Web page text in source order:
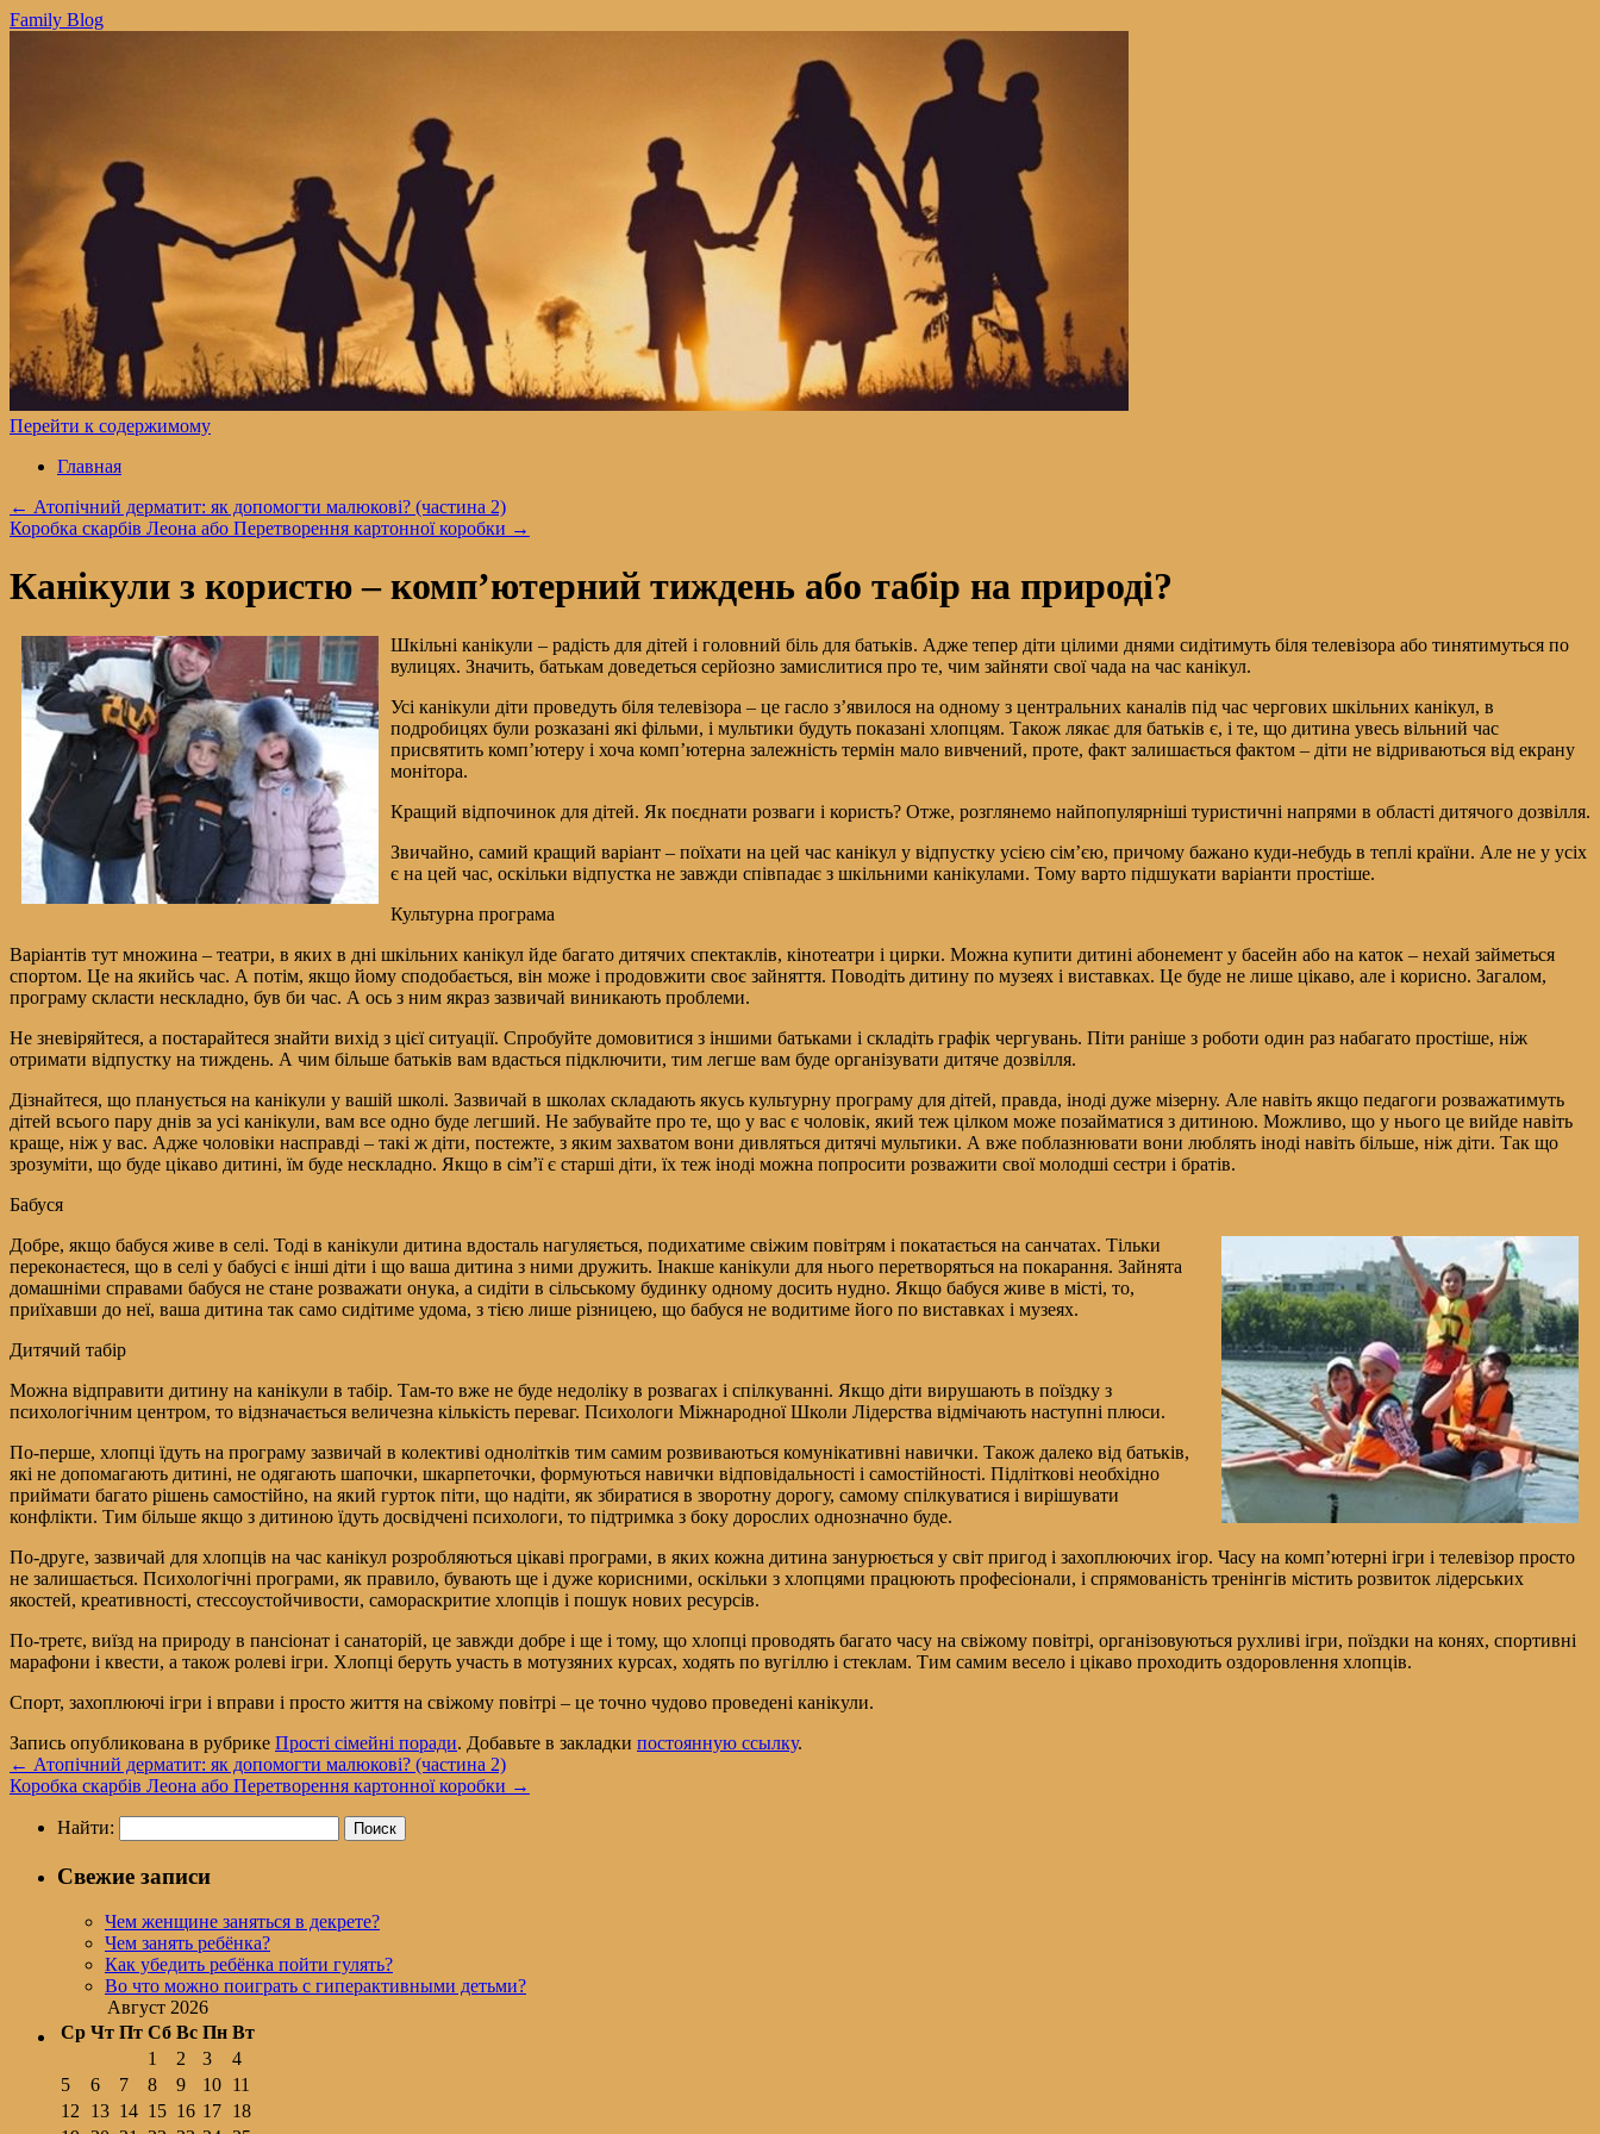
Family Blog
Перейти к содержимому
Главная
← Атопічний дерматит: як допомогти малюкові? (частина 2)
Коробка скарбів Леона або Перетворення картонної коробки →
Канікули з користю – комп’ютерний тиждень або табір на природі?
Шкільні канікули – радість для дітей і головний біль для батьків. Адже тепер діти цілими днями сидітимуть біля телевізора або тинятимуться по
вулицях. Значить, батькам доведеться серйозно замислитися про те, чим зайняти свої чада на час канікул.
Усі канікули діти проведуть біля телевізора – це гасло з’явилося на одному з центральних каналів під час чергових шкільних канікул, в
подробицях були розказані які фільми, і мультики будуть показані хлопцям. Також лякає для батьків є, і те, що дитина увесь вільний час
присвятить комп’ютеру і хоча комп’ютерна залежність термін мало вивчений, проте, факт залишається фактом – діти не відриваються від екрану
монітора.
Кращий відпочинок для дітей. Як поєднати розваги і користь? Отже, розглянемо найпопулярніші туристичні напрями в області дитячого дозвілля.
Звичайно, самий кращий варіант – поїхати на цей час канікул у відпустку усією сім’єю, причому бажано куди-небудь в теплі країни. Але не у усіх
є на цей час, оскільки відпустка не завжди співпадає з шкільними канікулами. Тому варто підшукати варіанти простіше.
Культурна програма
Варіантів тут множина – театри, в яких в дні шкільних канікул йде багато дитячих спектаклів, кінотеатри і цирки. Можна купити дитині абонемент у басейн або на каток – нехай займеться
спортом. Це на якийсь час. А потім, якщо йому сподобається, він може і продовжити своє зайняття. Поводіть дитину по музеях і виставках. Це буде не лише цікаво, але і корисно. Загалом,
програму скласти нескладно, був би час. А ось з ним якраз зазвичай виникають проблеми.
Не зневіряйтеся, а постарайтеся знайти вихід з цієї ситуації. Спробуйте домовитися з іншими батьками і складіть графік чергувань. Піти раніше з роботи один раз набагато простіше, ніж
отримати відпустку на тиждень. А чим більше батьків вам вдасться підключити, тим легше вам буде організувати дитяче дозвілля.
Дізнайтеся, що планується на канікули у вашій школі. Зазвичай в школах складають якусь культурну програму для дітей, правда, іноді дуже мізерну. Але навіть якщо педагоги розважатимуть
дітей всього пару днів за усі канікули, вам все одно буде легший. Не забувайте про те, що у вас є чоловік, який теж цілком може позайматися з дитиною. Можливо, що у нього це вийде навіть
краще, ніж у вас. Адже чоловіки насправді – такі ж діти, постежте, з яким захватом вони дивляться дитячі мультики. А вже поблазнювати вони люблять іноді навіть більше, ніж діти. Так що
зрозуміти, що буде цікаво дитині, їм буде нескладно. Якщо в сім’ї є старші діти, їх теж іноді можна попросити розважити свої молодші сестри і братів.
Бабуся
Добре, якщо бабуся живе в селі. Тоді в канікули дитина вдосталь нагуляється, подихатиме свіжим повітрям і покатається на санчатах. Тільки
переконаєтеся, що в селі у бабусі є інші діти і що ваша дитина з ними дружить. Інакше канікули для нього перетворяться на покарання. Зайнята
домашніми справами бабуся не стане розважати онука, а сидіти в сільському будинку одному досить нудно. Якщо бабуся живе в місті, то,
приїхавши до неї, ваша дитина так само сидітиме удома, з тією лише різницею, що бабуся не водитиме його по виставках і музеях.
Дитячий табір
Можна відправити дитину на канікули в табір. Там-то вже не буде недоліку в розвагах і спілкуванні. Якщо діти вирушають в поїздку з
психологічним центром, то відзначається величезна кількість переваг. Психологи Міжнародної Школи Лідерства відмічають наступні плюси.
По-перше, хлопці їдуть на програму зазвичай в колективі однолітків тим самим розвиваються комунікативні навички. Також далеко від батьків,
які не допомагають дитині, не одягають шапочки, шкарпеточки, формуються навички відповідальності і самостійності. Підліткові необхідно
приймати багато рішень самостійно, на який гурток піти, що надіти, як збиратися в зворотну дорогу, самому спілкуватися і вирішувати
конфлікти. Тим більше якщо з дитиною їдуть досвідчені психологи, то підтримка з боку дорослих однозначно буде.
По-друге, зазвичай для хлопців на час канікул розробляються цікаві програми, в яких кожна дитина занурюється у світ пригод і захоплюючих ігор. Часу на комп’ютерні ігри і телевізор просто
не залишається. Психологічні програми, як правило, бувають ще і дуже корисними, оскільки з хлопцями працюють професіонали, і спрямованість тренінгів містить розвиток лідерських
якостей, креативності, стессоустойчивости, самораскритие хлопців і пошук нових ресурсів.
По-третє, виїзд на природу в пансіонат і санаторій, це завжди добре і ще і тому, що хлопці проводять багато часу на свіжому повітрі, організовуються рухливі ігри, поїздки на конях, спортивні
марафони і квести, а також ролеві ігри. Хлопці беруть участь в мотузяних курсах, ходять по вугіллю і стеклам. Тим самим весело і цікаво проходить оздоровлення хлопців.
Спорт, захоплюючі ігри і вправи і просто життя на свіжому повітрі – це точно чудово проведені канікули.
Запись опубликована в рубрике Прості сімейні поради. Добавьте в закладки постоянную ссылку.
← Атопічний дерматит: як допомогти малюкові? (частина 2)
Коробка скарбів Леона або Перетворення картонної коробки →
Найти:
Свежие записи
Чем женщине заняться в декрете?
Чем занять ребёнка?
Как убедить ребёнка пойти гулять?
Во что можно поиграть с гиперактивными детьми?
Август 2026
Ср Чт Пт Сб Вс Пн Вт
1
2 3
4
5
6 7 8 9 10 11
12
13 14 15 16 17 18